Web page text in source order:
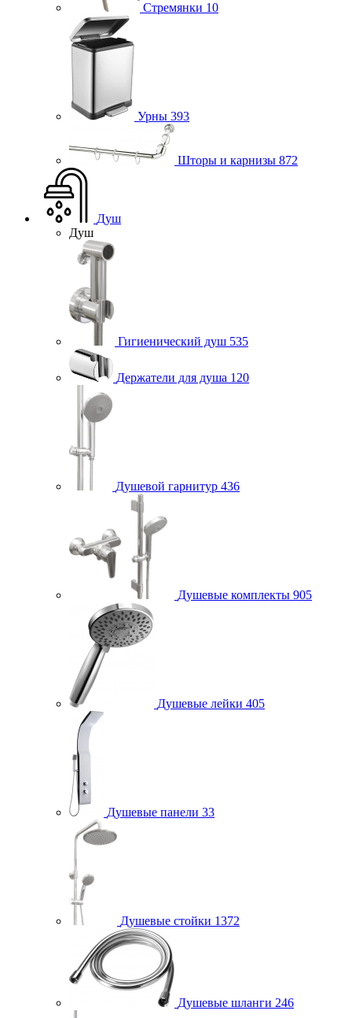
Стремянки 10
Урны 393
Шторы и карнизы 872
Душ
Душ
Гигиенический душ 535
Держатели для душа 120
Душевой гарнитур 436
Душевые комплекты 905
Душевые лейки 405
Душевые панели 33
Душевые стойки 1372
Душевые шланги 246